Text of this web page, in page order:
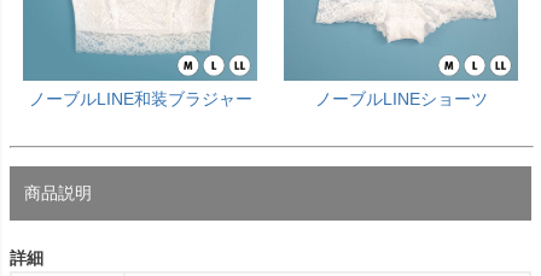
ノーブルLINE和装ブラジャー ノーブルLINEショーツ
商品説明
詳細